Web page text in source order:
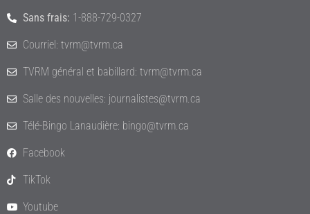
Sans frais: 1-888-729-0327
Courriel: tvrm@tvrm.ca
TVRM général et babillard: tvrm@tvrm.ca
Salle des nouvelles: journalistes@tvrm.ca
Télé-Bingo Lanaudière: bingo@tvrm.ca
Facebook
TikTok
Youtube